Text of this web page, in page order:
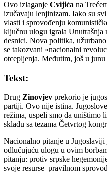
Ovo izlaganje Cvijića na
izučavaju lenjinizam. Iako su
vlasti i sprovođenju
ključnu ulogu igrala Unutrašnja
desnici. Nova politika,
se takozvani «nacionalni
otcepljenja. Međutim, još u
Tekst:
Drug Zinovjev prekorio je
partiji. Ovo nije istina.
režima, uspeli smo da uništimo
skladu sa tezama Četvrtog
Nacionalno pitanje u
odlučujuću ulogu u ovim
pitanju: protiv srpske
svoje resurse pravilnom